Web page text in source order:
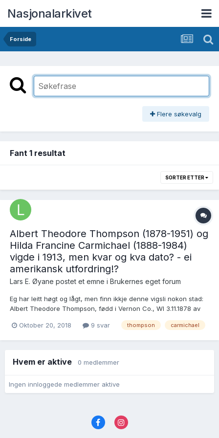
Nasjonalarkivet
Forside
Flere søkevalg
Fant 1 resultat
SORTER ETTER
Albert Theodore Thompson (1878-1951) og
Hilda Francine Carmichael (1888-1984)
vigde i 1913, men kvar og kva dato? - ei
amerikansk utfordring!?
Lars E. Øyane postet et emne i Brukernes eget forum
Eg har leitt høgt og lågt, men finn ikkje denne vigsli nokon stad:
Albert Theodore Thompson, fødd i Vernon Co., WI 3.11.1878 av
Vernon Co., WI 19.8.1888 flytte i 1913 til Minnesota og skal ifølgje
Oktober 20, 2018 9 svar thompson carmichael
Hvem er aktive 0 medlemmer
Ingen innloggede medlemmer aktive